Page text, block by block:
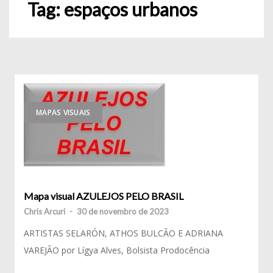
Tag:espaços urbanos
MAPAS VISUAIS
Mapa visual AZULEJOS PELO BRASIL
Chris Arcuri - 30 de novembro de 2023
ARTISTAS SELARÓN, ATHOS BULCÃO E ADRIANA
VAREJÃO por Lígya Alves, Bolsista Prodocência